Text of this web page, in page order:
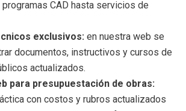
CAD hasta servicios de
exclusivos: en nuestra web se
documentos, instructivos y cursos de
actualizados.
para presupuestación de obras:
con costos y rubros actualizados